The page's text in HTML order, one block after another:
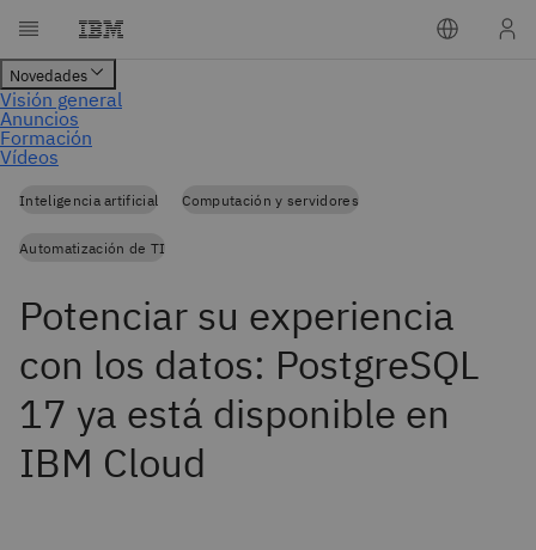
Inteligencia artificial Computación y servidores
Automatización de TI
Potenciar su experiencia
con los datos: PostgreSQL
17 ya está disponible en
IBM Cloud